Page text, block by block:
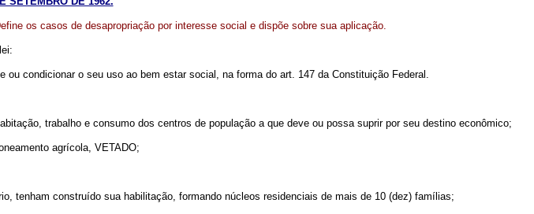
os casos de desapropriação por interesse social e dispõe sobre sua aplicação.
condicionar o seu uso ao bem estar social, na forma do art. 147 da Constituição Federal.
trabalho e consumo dos centros de população a que deve ou possa suprir por seu destino econômico;
agrícola, VETADO;
tenham construído sua habilitação, formando núcleos residenciais de mais de 10 (dez) famílias;